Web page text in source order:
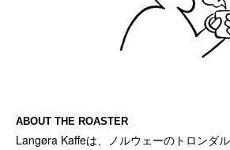
ABOUT THE ROASTER
Langøra Kaffeは、ノルウェーのトロンダ